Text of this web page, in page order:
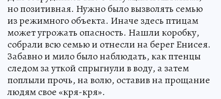
но позитивная. Нужно было вызволять семью
из режимного объекта. Иначе здесь птицам
может угрожать опасность. Нашли коробку,
собрали всю семью и отнесли на берег Енисея.
Забавно и мило было наблюдать, как птенцы
следом за уткой спрыгнули в воду, а затем
поплыли прочь, на волю, оставив на прощание
людям свое «кря-кря».